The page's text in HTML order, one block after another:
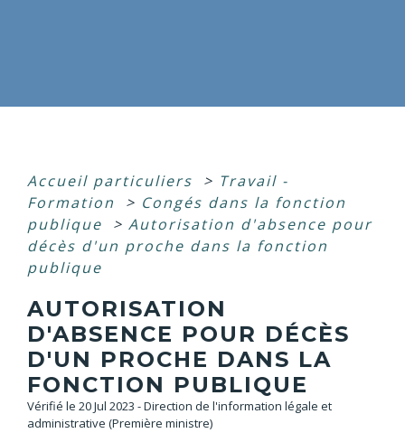
Accueil particuliers > Travail -
Formation
> Congés dans la fonction
publique
> Autorisation d'absence pour
décès d'un proche dans la fonction
publique
AUTORISATION
D'ABSENCE POUR DÉCÈS
D'UN PROCHE DANS LA
FONCTION PUBLIQUE
Vérifié le 20 Jul 2023 - Direction de l'information légale et
administrative (Première ministre)